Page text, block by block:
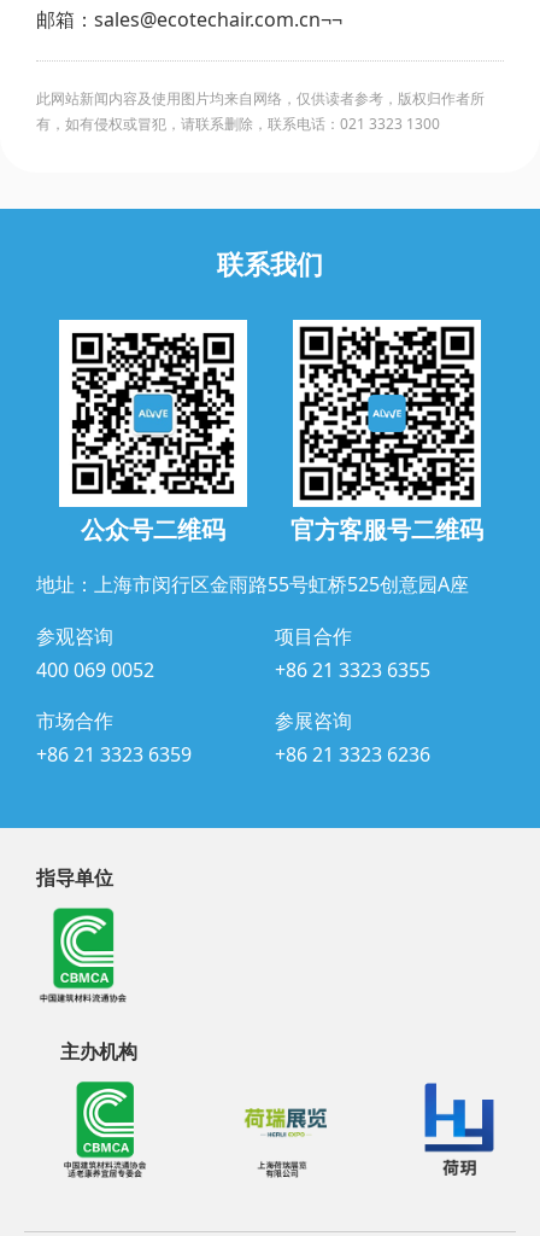
邮箱：sales@ecotechair.com.cn¬¬
此网站新闻内容及使用图片均来自网络，仅供读者参考，版权归作者所
有，如有侵权或冒犯，请联系删除，联系电话：021 3323 1300
联系我们
公众号二维码 官方客服号二维码
地址：上海市闵行区金雨路55号虹桥525创意园A座
参观咨询
400 069 0052
项目合作
+86 21 3323 6355
市场合作
+86 21 3323 6359
参展咨询
+86 21 3323 6236
指导单位
主办机构